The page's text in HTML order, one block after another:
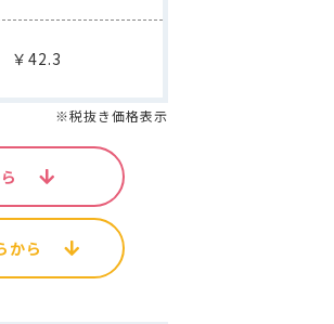
の他の商品
￥42.3
※税抜き価格表示
から
MORE